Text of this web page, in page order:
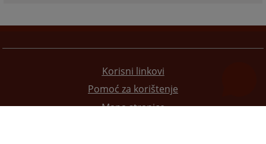
Korisni linkovi
Pomoć za korištenje
Mapa stranice